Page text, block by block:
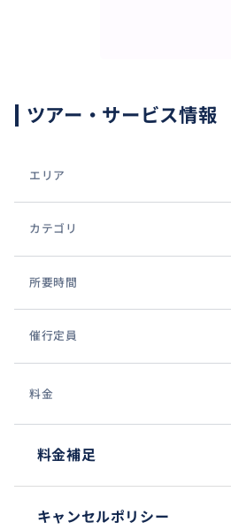
挑戦したい方
・英語や移動が不安なので、日
て参加したい方
・マニトゥリン島「カップ＆ソ
・灯台エリアのレストラン（景
りご提案）
・自家製アイスクリームの人気
り）
ツアー・サービス情報
エリア
カテゴリ
所要時間
催行定員
料金
料金補足
キャンセルポリシー